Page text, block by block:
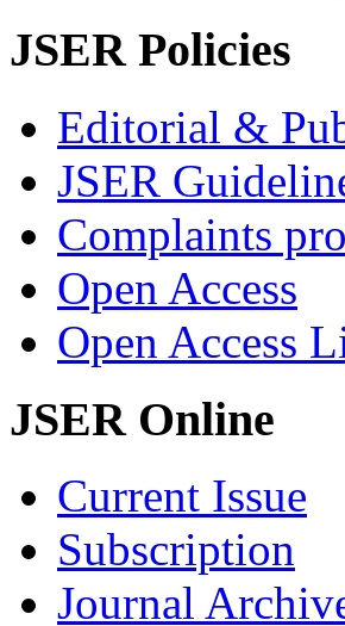
JSER Policies
Editorial &
JSER
Complaints
Open Access
Open Access
JSER Online
Current Issue
Subscription
Journal